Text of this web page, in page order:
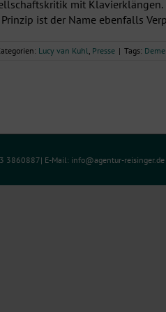
mit Klavierklängen.
ist der Name ebenfalls
Lucy van Kuhl Presse | Tags:
3860887| E-Mail: info@agentur-reisinger.de